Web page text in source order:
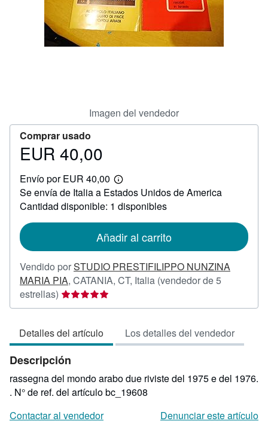
Comenzar a vender
CERRAR
Imagen del vendedor
Comprar usado
Precio
40,00
EUR 40,00
Envío por EUR 40,00
Más
información
sobre
las
envío
Se envía de Italia a Estados Unidos de America
Cantidad disponible: 1 disponibles
Añadir al carrito
Vendido porSTUDIO PRESTIFILIPPO NUNZINA
MARIA PIA, CATANIA, CT, Italia (vendedor de 5
estrellas) Calificación
del
5
de
5
estrellas
Detalles del artículo Los detalles del vendedor
Descripción
rassegna del mondo arabo due riviste del 1975 e del 1976.
. N° de ref. del artículo bc_19608
Contactar al vendedor
Denunciar este artículo